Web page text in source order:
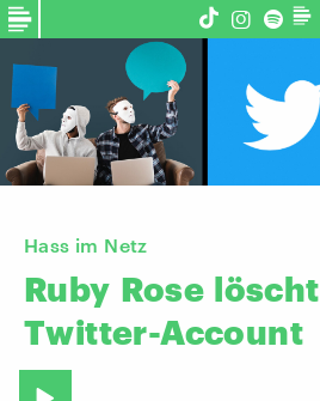
Hass im Netz
Ruby Rose löscht
Twitter-Account